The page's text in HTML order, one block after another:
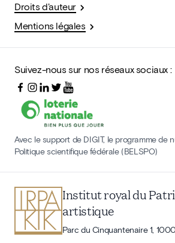
Droits d'auteur
Mentions légales
Suivez-nous sur nos réseaux sociaux :
Avec le support de DIGIT, le programme de
Politique scientifique fédérale (BELSPO)
Institut royal du
artistique
Parc du Cinquantenaire 1,